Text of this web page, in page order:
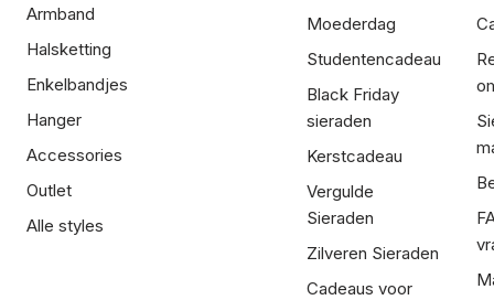
Armband
Halsketting
Enkelbandjes
Hanger
Accessories
Outlet
Alle styles
Moederdag
Studentencadeau
Black Friday
sieraden
Kerstcadeau
Vergulde
Sieraden
Zilveren Sieraden
Cadeaus voor